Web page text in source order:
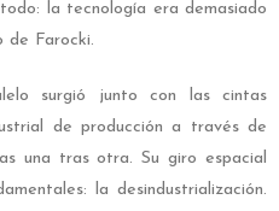
la tecnología era demasiado
de Farocki.
surgió junto con las cintas
de producción a través de
una tras otra. Su giro espacial
la desindustrialización.